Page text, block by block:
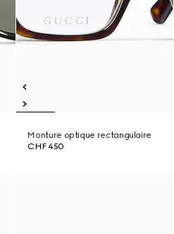
Monture optique rectangulaire
CHF 450